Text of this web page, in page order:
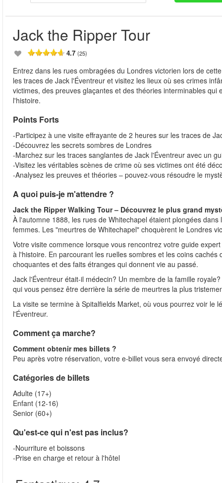
Jack the Ripper Tour
4.7 (25)
Entrez dans les rues ombragées du Londres victorien lors de
les traces de Jack l'Éventreur et visitez les lieux où ses crimes
victimes, des preuves glaçantes et des théories interminables
l'histoire.
Points Forts
-Participez à une visite effrayante de 2 heures sur les traces de
-Découvrez les secrets sombres de Londres
-Marchez sur les traces sanglantes de Jack l'Éventreur avec un
-Visitez les véritables scènes de crime où ses victimes ont été
-Analysez les preuves et théories – pouvez-vous résoudre le
A quoi puis-je m'attendre ?
Jack the Ripper Walking Tour – Découvrez le plus grand
À l'automne 1888, les rues de Whitechapel étaient plongées
femmes. Les "meurtres de Whitechapel" choquèrent le Londres
Votre visite commence lorsque vous rencontrez votre guide
à l'histoire. En parcourant les ruelles sombres et les coins
choquantes et des faits étranges qui donnent vie au passé.
Jack l'Éventreur était-il médecin? Un membre de la famille
qui vous pensez être derrière la série de meurtres la plus
La visite se termine à Spitalfields Market, où vous pourrez voir le
l'Éventreur.
Comment ça marche?
Comment obtenir mes billets ?
Peu après votre réservation, votre e-billet vous sera envoyé
Catégories de billets
Adulte (17+)
Enfant (12-16)
Senior (60+)
Qu'est-ce qui n'est pas inclus?
-Nourriture et boissons
-Prise en charge et retour à l'hôtel